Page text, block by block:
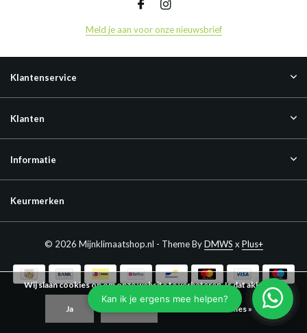
Meld je aan voor onze nieuwsbrief
Klantenservice
Klanten
Informatie
Keurmerken
© 2026 Mijnklimaatshop.nl - Theme ByDMWS x Plus+
Wij slaan cookies op om onze website te verbeteren. Is dat akkoord?
Ja Meer over cookies »